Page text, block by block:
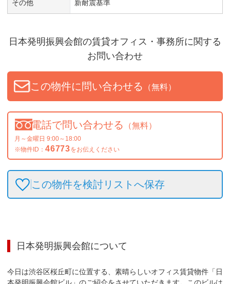
その他 新耐震基準
日本発明振興会館の賃貸オフィス・事務所に関する
お問い合わせ
この物件に問い合わせる （無料）
電話で問い合わせる （無料）
月～金曜日 9:00～18:00
※物件ID： 46773をお伝えください
この物件を検討リストへ保存
日本発明振興会館について
今日は渋谷区桜丘町に位置する、素晴らしいオフィス賃貸物件「日